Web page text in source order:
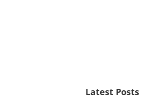
Latest Posts